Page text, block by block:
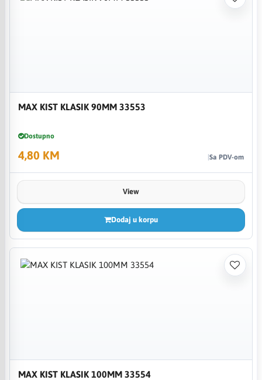
MAX KIST KLASIK 90MM 33553
Dostupno
4,80 KM Sa PDV-om
View
Dodaj u korpu
MAX KIST KLASIK 100MM 33554